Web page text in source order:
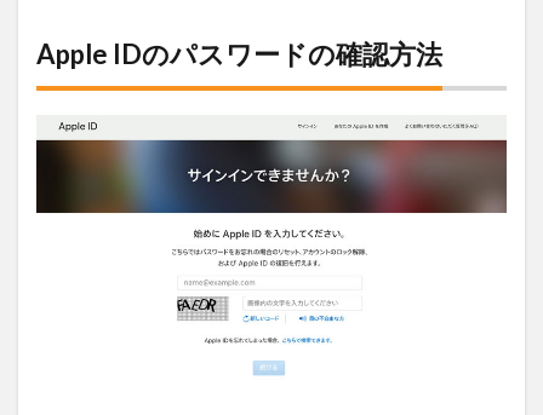
Apple IDのパスワードの確認方法